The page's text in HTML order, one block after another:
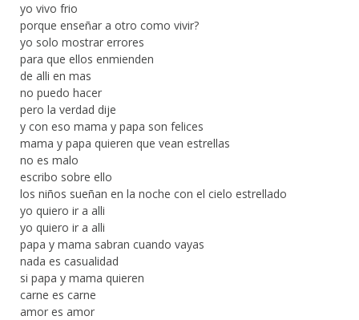
yo vivo frio
porque enseñar a otro como vivir?
yo solo mostrar errores
para que ellos enmienden
de alli en mas
no puedo hacer
pero la verdad dije
y con eso mama y papa son felices
mama y papa quieren que vean estrellas
no es malo
escribo sobre ello
los niños sueñan en la noche con el cielo estrellado
yo quiero ir a alli
yo quiero ir a alli
papa y mama sabran cuando vayas
nada es casualidad
si papa y mama quieren
carne es carne
amor es amor